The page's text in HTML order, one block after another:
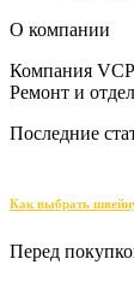
О компании
Компания
Ремонт и
Последние
Как выбрать
Перед